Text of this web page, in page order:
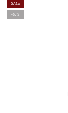
SALE
-40%